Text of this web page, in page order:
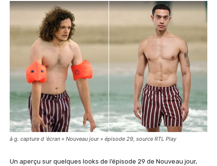
à g. capture d ‘écran « Nouveau jour » épisode 29, source RTL Play
Un aperçu sur quelques looks de l’épisode 29 de Nouveau jour,